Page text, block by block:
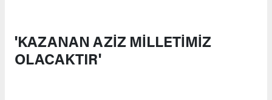
'KAZANAN AZİZ MİLLETİMİZ
OLACAKTIR'